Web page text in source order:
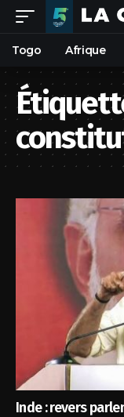
Togo Afrique
Inde : revers